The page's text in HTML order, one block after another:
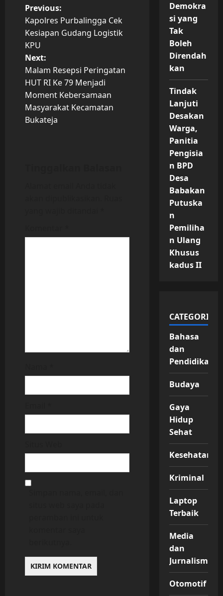
P
o
s
t
n
a
i
Previous:
Kapolres Purbalingga Cek
Kesiapan Gudang Logistik
KPU
Next:
Malam Resepsi Peringatan
HUT RI Ke 79 Menjadi
Moment Kebersamaan
Masyarakat Kecamatan
Bukateja
Demokra
si yang
Tak
Boleh
Direndah
kan
Tindak
Lanjuti
Desakan
Warga,
Panitia
Pengisia
n BPD
Desa
Babakan
Putuska
n
Pemiliha
n Ulang
Khusus
kadus II
CATEGORIES
Bahasa
dan
Pendidikan
Budaya
Gaya
Hidup
Sehat
Kesehatan
Kriminal
Laptop
Terbaik
Media
dan
Jurnalisme
Otomotif